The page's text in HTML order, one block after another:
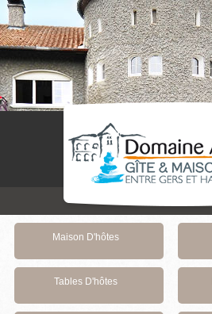
Maison D'hôtes
Tables D'hôtes